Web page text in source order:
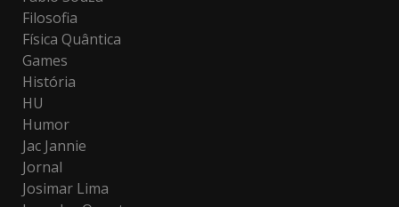
Filosofia
Física Quântica
Games
História
HU
Humor
Jac Jannie
Jornal
Josimar Lima